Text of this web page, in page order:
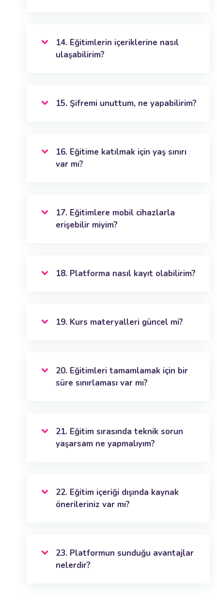
14. Eğitimlerin içeriklerine nasıl
ulaşabilirim?
15. Şifremi unuttum, ne yapabilirim?
16. Eğitime katılmak için yaş sınırı
var mı?
17. Eğitimlere mobil cihazlarla
erişebilir miyim?
18. Platforma nasıl kayıt olabilirim?
19. Kurs materyalleri güncel mi?
20. Eğitimleri tamamlamak için bir
süre sınırlaması var mı?
21. Eğitim sırasında teknik sorun
yaşarsam ne yapmalıyım?
22. Eğitim içeriği dışında kaynak
önerileriniz var mı?
23. Platformun sunduğu avantajlar
nelerdir?